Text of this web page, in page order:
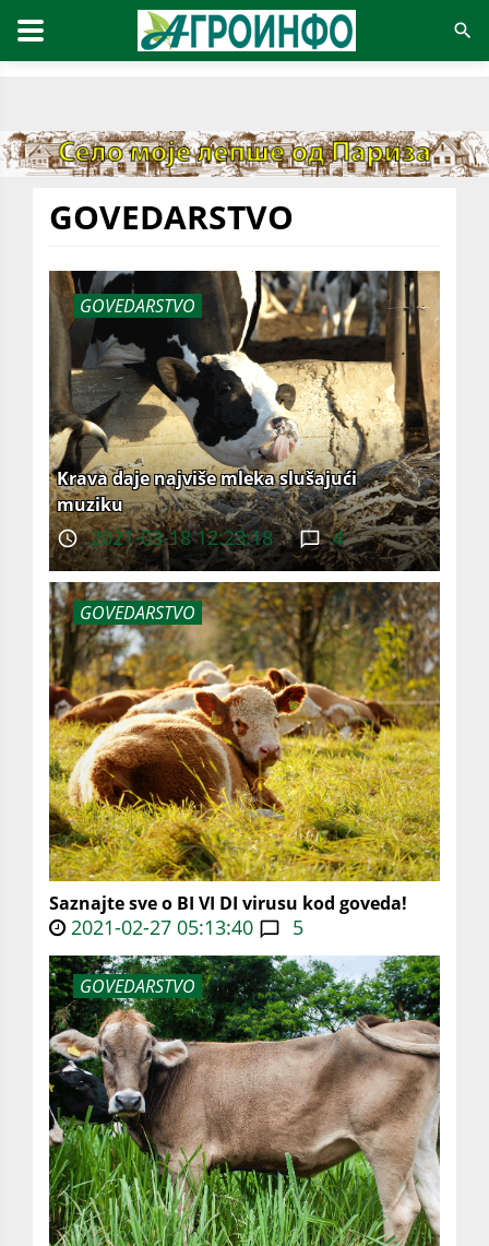
GOVEDARSTVO
GOVEDARSTVO
Krava daje najviše mleka slušajući
muziku
2021-03-18 12:23:18 4
GOVEDARSTVO
Saznajte sve o BI VI DI virusu kod goveda!
2021-02-27 05:13:40 5
GOVEDARSTVO